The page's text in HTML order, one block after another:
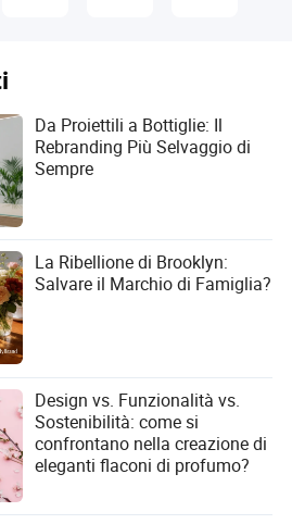
fornendo servizi completi
Da Proiettili a Bottiglie: Il
Rebranding Più Selvaggio di
Sempre
La Ribellione di Brooklyn:
Salvare il Marchio di Famiglia?
Design vs. Funzionalità vs.
Sostenibilità: come si
confrontano nella creazione di
eleganti flaconi di profumo?